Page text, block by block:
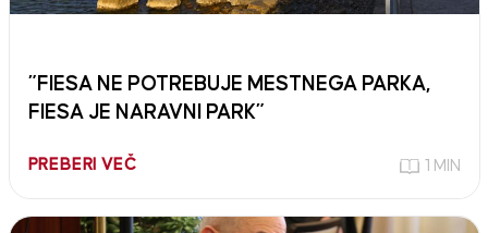
”FIESA NE POTREBUJE MESTNEGA PARKA,
FIESA JE NARAVNI PARK”
PREBERI VEČ 1 MIN